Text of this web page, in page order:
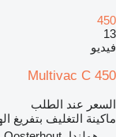
450
13
فيديو
Multivac C 450
السعر عند الطلب
ماكينة التغليف بتفريغ